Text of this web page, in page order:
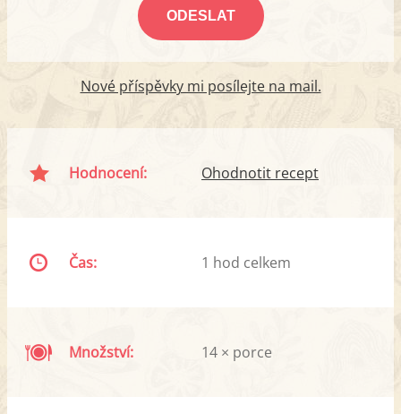
Nové příspěvky mi posílejte na mail.
Hodnocení: Ohodnotit recept
Čas: 1 hod celkem
Množství: 14 × porce